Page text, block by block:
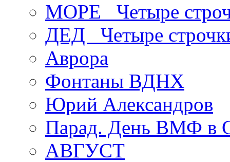
МОРЕ _Четыре
ДЕД _Четыре
Аврора
Фонтаны ВДНХ
Юрий Александров
Парад. День ВМФ в
АВГУСТ